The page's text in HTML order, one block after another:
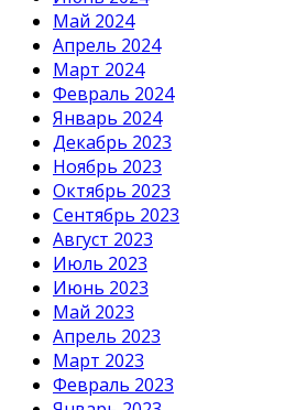
Май 2024
Апрель 2024
Март 2024
Февраль 2024
Январь 2024
Декабрь 2023
Ноябрь 2023
Октябрь 2023
Сентябрь 2023
Август 2023
Июль 2023
Июнь 2023
Май 2023
Апрель 2023
Март 2023
Февраль 2023